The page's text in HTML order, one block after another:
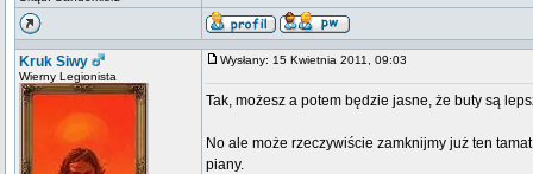
Kruk Siwy
Wierny Legionista
Wysłany: 15 Kwietnia 2011, 09:03
Tak, możesz a potem będzie jasne, że buty są
No ale może rzeczywiście zamknijmy już ten
piany.